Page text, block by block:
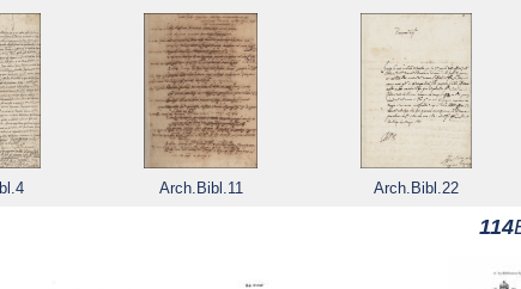
Arch.Bibl.11 Arch.Bibl.22
114